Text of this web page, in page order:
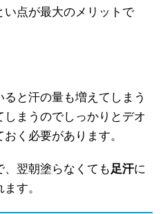
い点が最大のメリットで
と汗の量も増えてしまう
まうのでしっかりとデオ
く必要があります。
翌朝塗らなくても 足汗に
す。